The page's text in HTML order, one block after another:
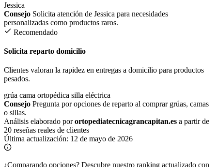
Jessica
Consejo Solicita atención de Jessica para necesidades
personalizadas como productos raros.
Recomendado
Solicita reparto domicilio
Clientes valoran la rapidez en entregas a domicilio para productos
pesados.
grúa cama ortopédica silla eléctrica
Consejo Pregunta por opciones de reparto al comprar grúas, camas
o sillas.
Análisis elaborado porortopediatecnicagrancapitan.es a partir de
20 reseñas reales de clientes
Última actualización: 12 de mayo de 2026
¿Comparando opciones? Descubre nuestro ranking actualizado con